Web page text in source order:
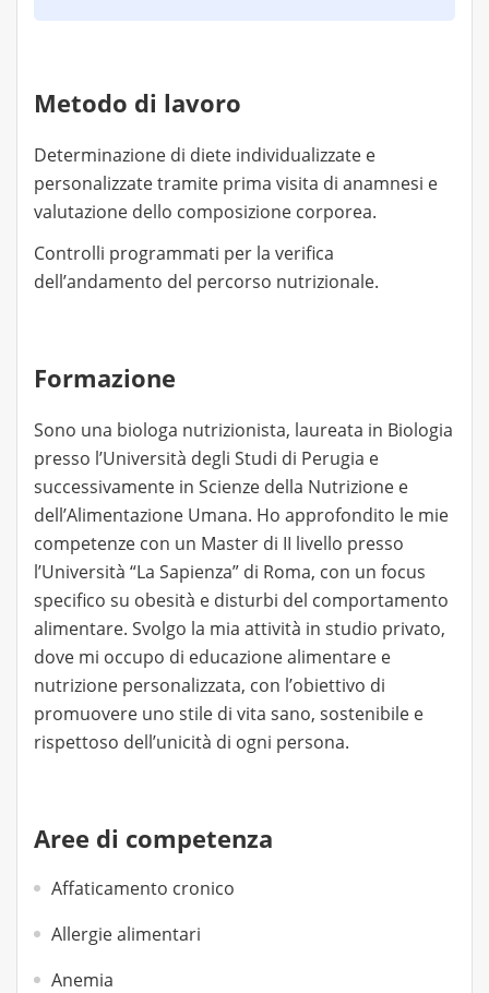
Metodo di lavoro
Determinazione di diete individualizzate e
personalizzate tramite prima visita di anamnesi e
valutazione dello composizione corporea.
Controlli programmati per la verifica
dell’andamento del percorso nutrizionale.
Formazione
Sono una biologa nutrizionista, laureata in Biologia
presso l’Università degli Studi di Perugia e
successivamente in Scienze della Nutrizione e
dell’Alimentazione Umana. Ho approfondito le mie
competenze con un Master di II livello presso
l’Università “La Sapienza” di Roma, con un focus
specifico su obesità e disturbi del comportamento
alimentare. Svolgo la mia attività in studio privato,
dove mi occupo di educazione alimentare e
nutrizione personalizzata, con l’obiettivo di
promuovere uno stile di vita sano, sostenibile e
rispettoso dell’unicità di ogni persona.
Aree di competenza
Affaticamento cronico
Allergie alimentari
Anemia